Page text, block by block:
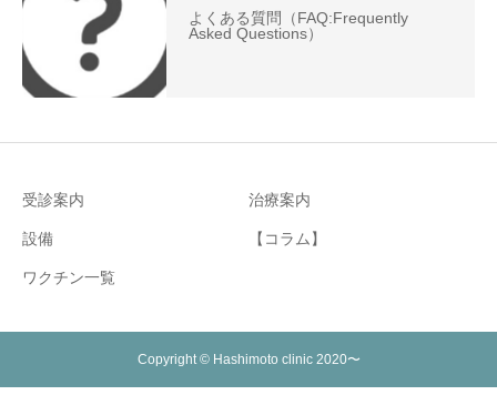
よくある質問（FAQ:Frequently
Asked Questions）
受診案内 治療案内
設備 【コラム】
ワクチン一覧
Copyright © Hashimoto clinic 2020〜